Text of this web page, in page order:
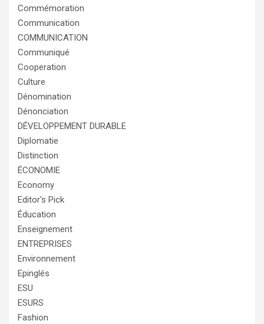
Commémoration
Communication
COMMUNICATION
Communiqué
Cooperation
Culture
Dénomination
Dénonciation
DÉVELOPPEMENT DURABLE
Diplomatie
Distinction
ÉCONOMIE
Economy
Editor's Pick
Éducation
Enseignement
ENTREPRISES
Environnement
Epinglés
ESU
ESURS
Fashion